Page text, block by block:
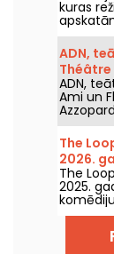
kuras
Parīzē
ADN,
Théâtre
ADN,
Ami un
Michel
apskats.
The
2026.
The
2025.